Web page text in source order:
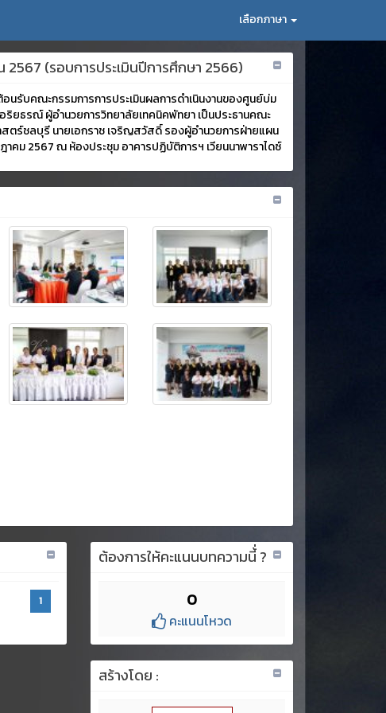
เลือกภาษา
2567 (รอบการประเมินปีการศึกษา 2566)
รับคณะกรรมการการประเมินผลการดำเนินงานของศูนย์บ่ม
ริยธรณ์ ผู้อำนวยการวิทยาลัยเทคนิคพัทยา เป็นประธานคณะ
ตร์ชลบุรี นายเอกราช เจริญสวัสดิ์ รองผู้อำนวยการฝ่ายแผน
คม 2567 ณ ห้องประชุม อาคารปฏิบัติการฯ เวียนนาพาราไดซ์
1
ต้องการให้คะแนนบทความนี้่ ?
0
คะแนนโหวด
สร้างโดย :